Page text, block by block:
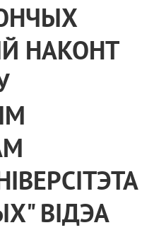
НАКОНТ
ВІДЭА